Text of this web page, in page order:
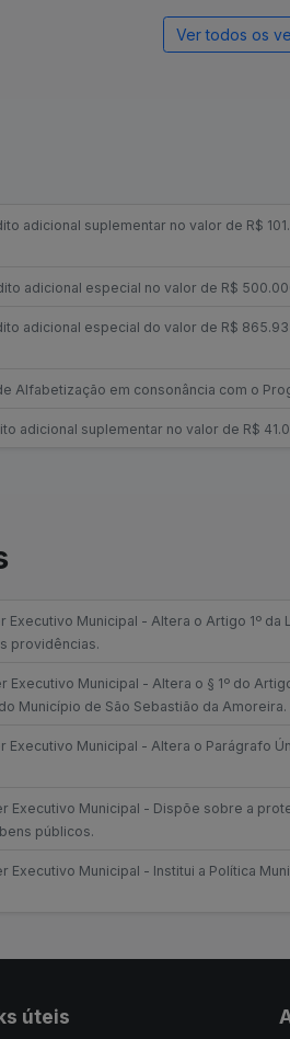
Ver todos os
adicional suplementar no valor de R$
adicional especial no valor de R$
adicional especial do valor de R$
Alfabetização em consonância com o
adicional suplementar no valor de R$
Municipal - Altera o Artigo 1º da
providências.
Municipal - Altera o § 1º do
Município de São Sebastião da Amoreira.
Municipal - Altera o Parágrafo
Executivo Municipal - Dispõe sobre a
públicos.
Executivo Municipal - Institui a Política
úteis